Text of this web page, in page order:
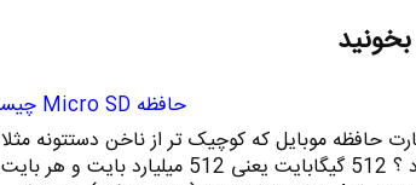
حافظه Micro SD چیست ؟ اجزای داخلی Micro SD
حافظه موبایل که کوچیک تر از ناخن دستتونه مثلا
512 گیگا بایت اطلاعات جا داد ؟ 512 گیگابایت یعنی 512 میلیارد بایت و هر بایت